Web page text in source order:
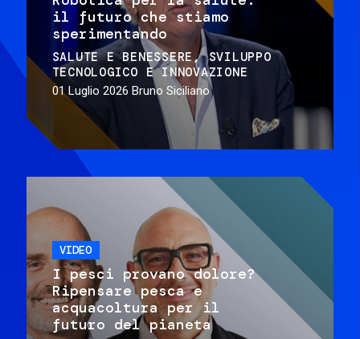
il futuro che stiamo
sperimentando
SALUTE E BENESSERE
SVILUPPO
TECNOLOGICO E INNOVAZIONE
01 Luglio 2026 Bruno Siciliano
VIDEO
I pesci provano dolore?
Ripensare pesca e
acquacoltura per il
futuro del pianeta